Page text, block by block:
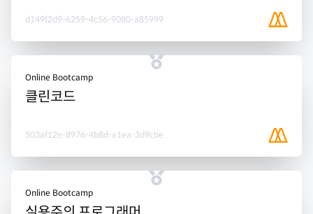
d149f2d9-6259-4c56-9080-a85999
Online Bootcamp
클린코드
503af12e-8976-4b8d-a1ea-3d9cbe
Online Bootcamp